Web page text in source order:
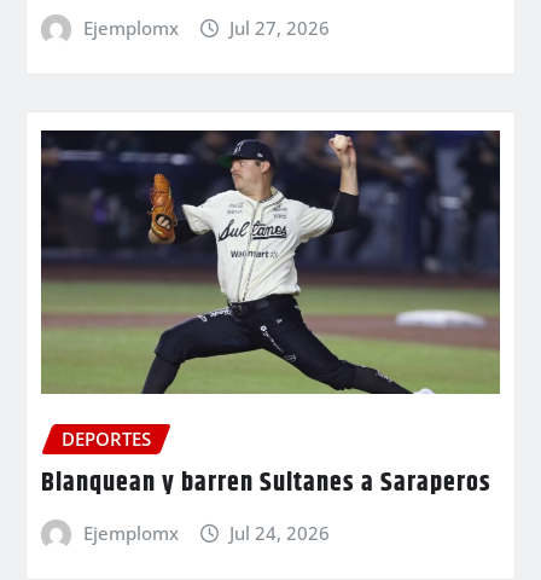
Ejemplomx Jul 27, 2026
DEPORTES
Blanquean y barren Sultanes a Saraperos
Ejemplomx Jul 24, 2026